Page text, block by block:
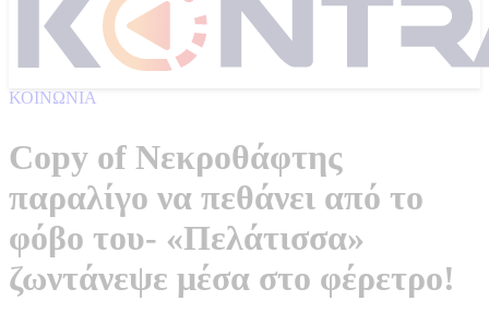
ΚΟΙΝΩΝΙΑ
Copy of Νεκροθάφτης
παραλίγο να πεθάνει από το
φόβο του- «Πελάτισσα»
ζωντάνεψε μέσα στο φέρετρο!